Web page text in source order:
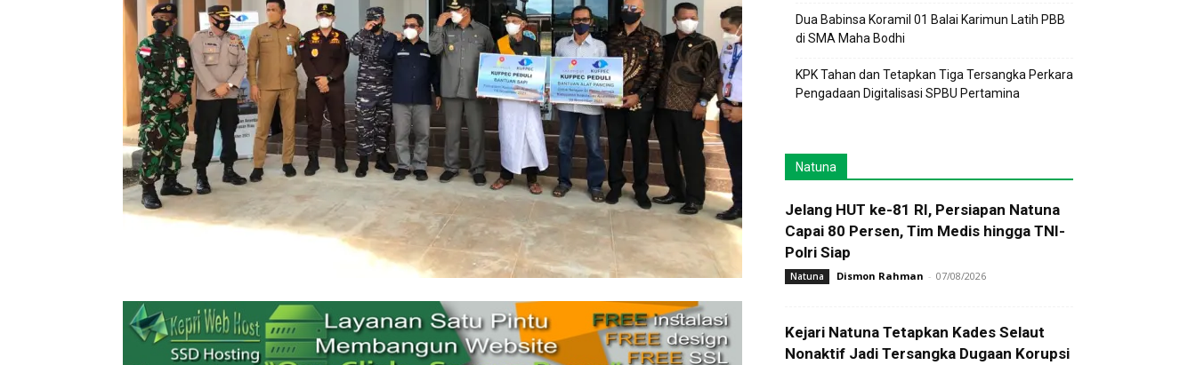
Dua Babinsa Koramil 01 Balai Karimun Latih PBB
di SMA Maha Bodhi
KPK Tahan dan Tetapkan Tiga Tersangka Perkara
Pengadaan Digitalisasi SPBU Pertamina
Natuna
Jelang HUT ke-81 RI, Persiapan Natuna
Capai 80 Persen, Tim Medis hingga TNI-
Polri Siap
Natuna Dismon Rahman - 07/08/2026
Kejari Natuna Tetapkan Kades Selaut
Nonaktif Jadi Tersangka Dugaan Korupsi